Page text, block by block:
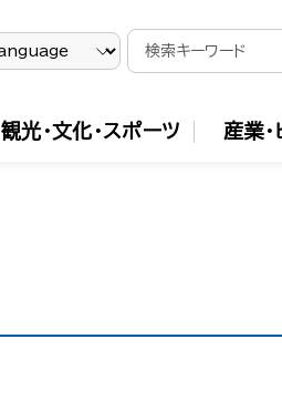
観光・文化・スポーツ 産業